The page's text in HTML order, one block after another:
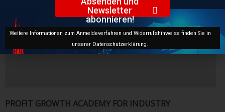
PROFIT GROWTH ACADEMY FOR INDUSTRY
Newsletter
abonnieren!
Weitere Informationen zum Anmeldeverfahren und Widerrufshinweise finden Sie in
unserer Datenschutzerklärung.